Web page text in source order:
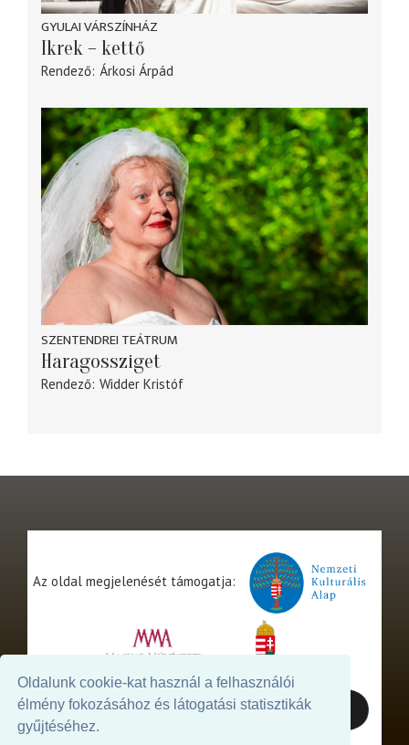
Oldalunk cookie-kat használ a felhasználói
élmény fokozásához és látogatási statisztikák
gyűjtéséhez.
GYULAI VÁRSZÍNHÁZ
Ikrek – kettő
Rendező Árkosi Árpád
SZENTENDREI TEÁTRUM
Haragossziget
Rendező Widder Kristóf
Az oldal megjelenését támogatja: